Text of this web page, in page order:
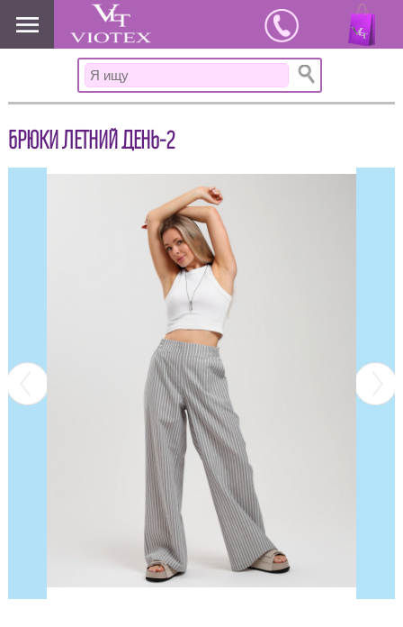
www.viotex37.ru
БРЮКИ ЛЕТНИЙ ДЕНЬ-2